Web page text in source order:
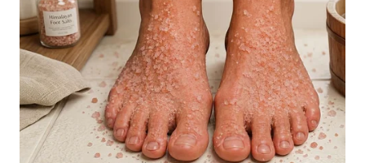
CIANJUR
WN
KEPULAUAN
SERIBU
WN
TANGERANG